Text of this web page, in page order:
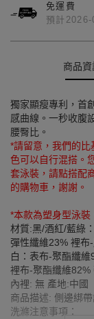
免運費
預計
商品資
獨家顯瘦專利，首
感曲線。一秒收腹
腰臀比。
*請留意，我們的
色可以自行混搭。
套泳裝，請點搭配
的購物車，謝謝。
*本款為塑身型泳裝
材質:黑/酒紅/藍綠
彈性纖維23% 裡布
白：表布-聚酯纖
裡布-聚酯纖維82%
內裡: 無 產地:中國
商品描述: 側邊綁
洗滌注意事項：